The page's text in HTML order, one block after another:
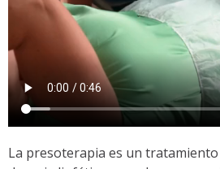
La presoterapia es un